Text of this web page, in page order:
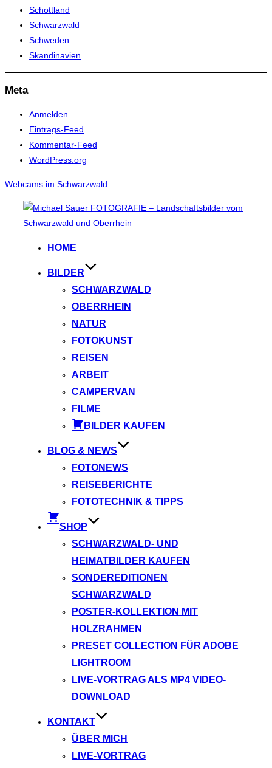
Schottland
Schwarzwald
Schweden
Skandinavien
Meta
Anmelden
Eintrags-Feed
Kommentar-Feed
WordPress.org
Webcams im Schwarzwald
Inhalt
HOME
BILDER
SCHWARZWALD
OBERRHEIN
NATUR
FOTOKUNST
REISEN
ARBEIT
CAMPERVAN
FILME
BILDER KAUFEN
BLOG & NEWS
FOTONEWS
REISEBERICHTE
FOTOTECHNIK & TIPPS
SHOP
SCHWARZWALD- UND
HEIMATBILDER KAUFEN
SONDEREDITIONEN
SCHWARZWALD
POSTER-KOLLEKTION MIT
HOLZRAHMEN
PRESET COLLECTION FÜR ADOBE
LIGHTROOM
LIVE-VORTRAG ALS MP4 VIDEO-
DOWNLOAD
KONTAKT
ÜBER MICH
LIVE-VORTRAG